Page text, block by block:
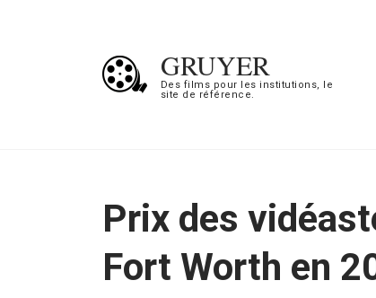
GRUYER
Des films pour les institutions, le
site de référence.
Prix ​​des
Fort Worth en